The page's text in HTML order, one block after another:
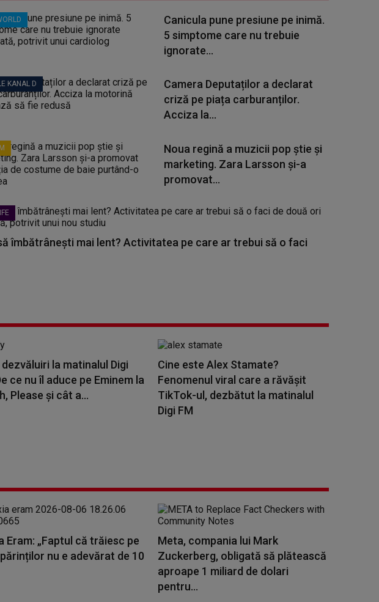
Canicula pune presiune pe inimă.
5 simptome care nu trebuie
ignorate...
KANAL D
Camera Deputaților a declarat
criză pe piața carburanților.
Acciza la...
Noua regină a muzicii pop știe și
marketing. Zara Larsson și-a
promovat...
îmbătrânești mai lent? Activitatea pe care ar trebui să o faci
dezvăluiri la matinalul Digi
ce nu îl aduce pe Eminem la
Please și cât a...
Cine este Alex Stamate?
Fenomenul viral care a răvășit
TikTok-ul, dezbătut la matinalul
Digi FM
Eram: „Faptul că trăiesc pe
nu e adevărat de 10
Meta, compania lui Mark
Zuckerberg, obligată să plătească
aproape 1 miliard de dolari
pentru...